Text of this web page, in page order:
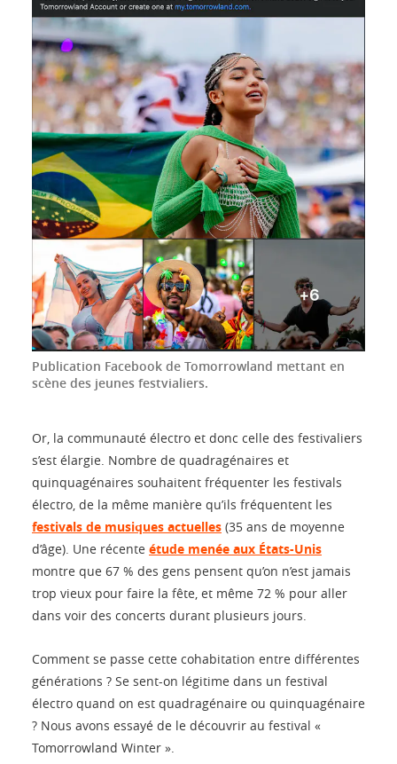
Publication Facebook de Tomorrowland mettant en
scène des jeunes festvialiers.
Or, la communauté électro et donc celle des festivaliers
s’est élargie. Nombre de quadragénaires et
quinquagénaires souhaitent fréquenter les festivals
électro, de la même manière qu’ils fréquentent les
festivals de musiques actuelles (35 ans de moyenne
d’âge). Une récente étude menée aux États-Unis
montre que 67 % des gens pensent qu’on n’est jamais
trop vieux pour faire la fête, et même 72 % pour aller
dans voir des concerts durant plusieurs jours.
Comment se passe cette cohabitation entre différentes
générations ? Se sent-on légitime dans un festival
électro quand on est quadragénaire ou quinquagénaire
? Nous avons essayé de le découvrir au festival «
Tomorrowland Winter ».